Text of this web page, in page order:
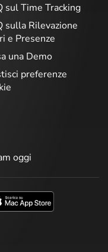
sul Time Tracking
sulla Rilevazione
e Presenze
una Demo
preferenze
oggi